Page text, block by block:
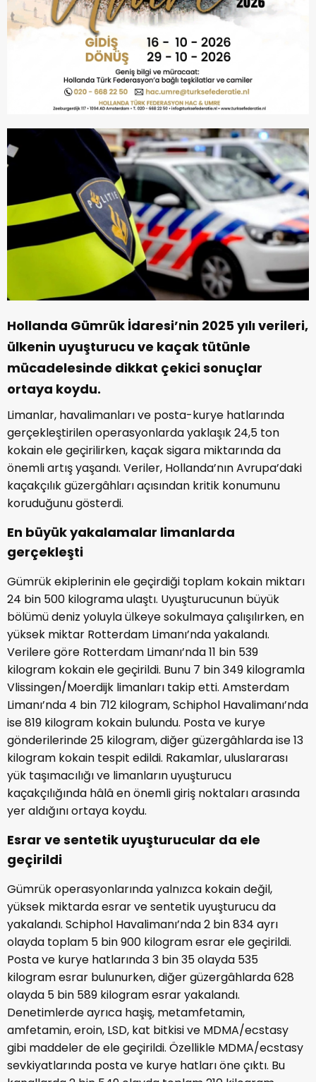
Hollanda Gümrük İdaresi’nin 2025 yılı verileri,
ülkenin uyuşturucu ve kaçak tütünle
mücadelesinde dikkat çekici sonuçlar
ortaya koydu.
Limanlar, havalimanları ve posta-kurye hatlarında
gerçekleştirilen operasyonlarda yaklaşık 24,5 ton
kokain ele geçirilirken, kaçak sigara miktarında da
önemli artış yaşandı. Veriler, Hollanda’nın Avrupa’daki
kaçakçılık güzergâhları açısından kritik konumunu
koruduğunu gösterdi.
En büyük yakalamalar limanlarda
gerçekleşti
Gümrük ekiplerinin ele geçirdiği toplam kokain miktarı
24 bin 500 kilograma ulaştı. Uyuşturucunun büyük
bölümü deniz yoluyla ülkeye sokulmaya çalışılırken, en
yüksek miktar Rotterdam Limanı’nda yakalandı.
Verilere göre Rotterdam Limanı’nda 11 bin 539
kilogram kokain ele geçirildi. Bunu 7 bin 349 kilogramla
Vlissingen/Moerdijk limanları takip etti. Amsterdam
Limanı’nda 4 bin 712 kilogram, Schiphol Havalimanı’nda
ise 819 kilogram kokain bulundu. Posta ve kurye
gönderilerinde 25 kilogram, diğer güzergâhlarda ise 13
kilogram kokain tespit edildi. Rakamlar, uluslararası
yük taşımacılığı ve limanların uyuşturucu
kaçakçılığında hâlâ en önemli giriş noktaları arasında
yer aldığını ortaya koydu.
Esrar ve sentetik uyuşturucular da ele
geçirildi
Gümrük operasyonlarında yalnızca kokain değil,
yüksek miktarda esrar ve sentetik uyuşturucu da
yakalandı. Schiphol Havalimanı’nda 2 bin 834 ayrı
olayda toplam 5 bin 900 kilogram esrar ele geçirildi.
Posta ve kurye hatlarında 3 bin 35 olayda 535
kilogram esrar bulunurken, diğer güzergâhlarda 628
olayda 5 bin 589 kilogram esrar yakalandı.
Denetimlerde ayrıca haşiş, metamfetamin,
amfetamin, eroin, LSD, kat bitkisi ve MDMA/ecstasy
gibi maddeler de ele geçirildi. Özellikle MDMA/ecstasy
sevkiyatlarında posta ve kurye hatları öne çıktı. Bu